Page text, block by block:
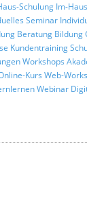
Schulung Im-
Seminar
Beratung Bildung
Kundentraining
Workshops
Kurs Web-
Webinar